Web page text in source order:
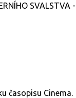
SVALSTVA
časopisu Cinema.